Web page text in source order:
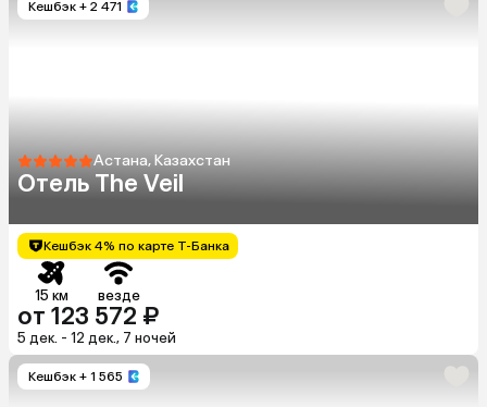
Кешбэк + 2 471
Астана, Казахстан
Отель The Veil
Кешбэк 4% по карте Т-Банка
15 км везде
от 123 572 ₽
5 дек. - 12 дек., 7 ночей
Кешбэк + 1 565